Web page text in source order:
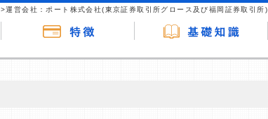
>運営会社：ポート株式会社(東京証券取引所グロース及び福岡証券取引所)